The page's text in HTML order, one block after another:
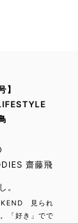
】
齋藤飛
。
見られ
「好き」でで